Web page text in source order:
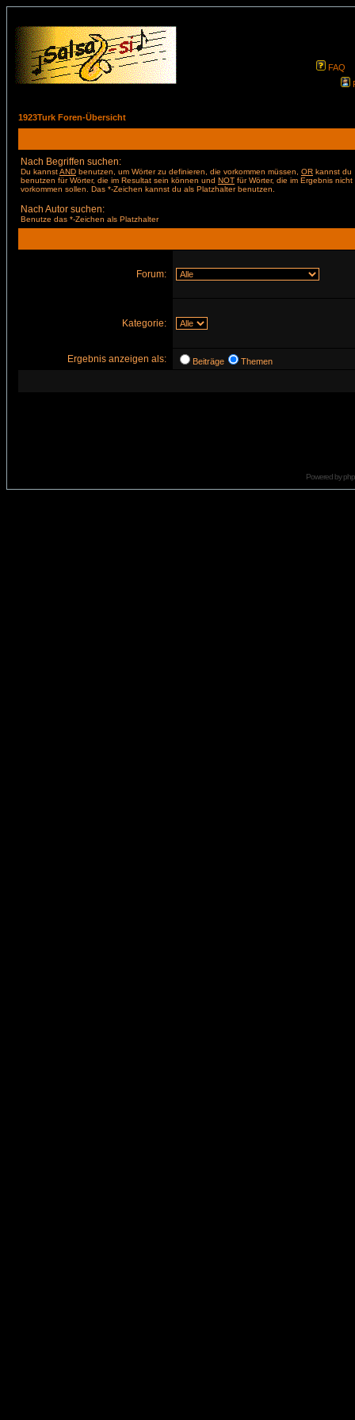
FAQ
1923Turk Foren-Übersicht
Nach Begriffen suchen:
Du kannstAND benutzen, um Wörter zu definieren, die vorkommen müssen, OR kannst du
benutzen für Wörter, die im Resultat sein können und NOT für Wörter, die im Ergebnis nicht
vorkommen sollen. Das *-Zeichen kannst du als Platzhalter benutzen.
Nach Autor suchen:
Benutze das *-Zeichen als Platzhalter
Forum:
Kategorie:
Ergebnis anzeigen als: Beiträge Themen
Powered by